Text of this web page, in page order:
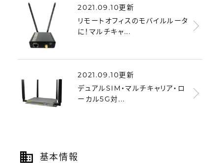
2021.09.10更新
リモートオフィスのモバイルルータ
に！マルチキャ...
2021.09.10更新
デュアルSIM・マルチキャリア・ロ
ーカル5G対...
基本情報